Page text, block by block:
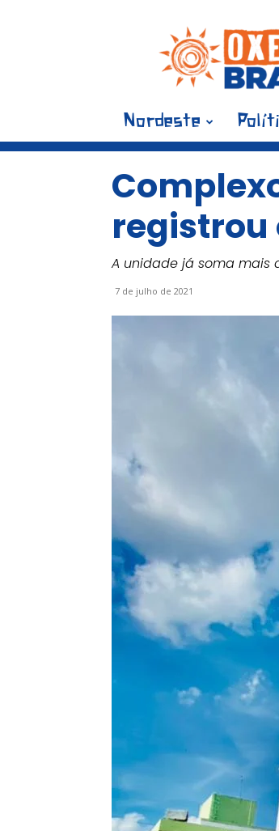
Blog
Brasil
Nordeste
registrou
A unidade já soma mais
7 de julho de 2021